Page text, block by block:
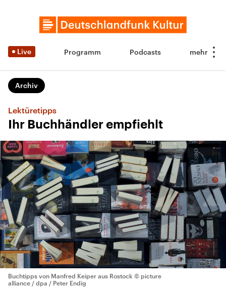
Live Programm Podcasts
Archiv
Lektüretipps
Ihr Buchhändler empfiehlt
Buchtipps von Manfred Keiper aus Rostock © picture
alliance / dpa / Peter Endig